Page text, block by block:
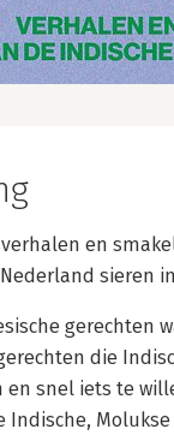
en
sieren in
gerechten
die
en snel iets te